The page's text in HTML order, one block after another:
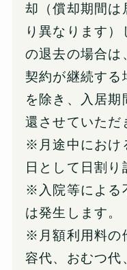
却（償却期間は
り異なります
の退去の場合は
契約が継続する
を除き、入居期
還させていただ
※月途中におけ
日として日割り
※入院等による
は発生します。
※月額利用料の
容代、おむつ代